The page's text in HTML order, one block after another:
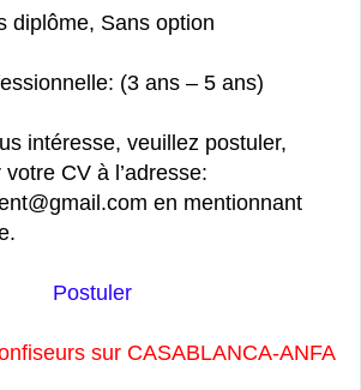
diplôme, Sans option
(3 ans – 5 ans)
intéresse, veuillez postuler,
CV à l’adresse:
en mentionnant
Postuler
sur CASABLANCA-ANFA